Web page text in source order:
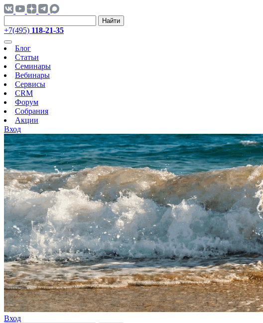
Найти
+7(495) 118-21-35
Блог
Статьи
Семинары
Вебинары
Сервисы
CRM
Форум
Собрания
Акции
Вход
Вход